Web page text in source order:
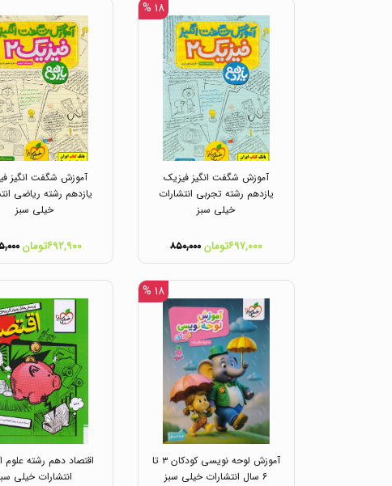
۱۸ %
آموزش شگفت انگیز فیزیک
یازدهم رشته تجربی انتشارات
خیلی سبز
۶۹۷,۰۰۰تومان ۸۵۰,۰۰۰
آموزش شگفت انگیز
یازدهم رشته ریاضی
خیلی سبز
۶۹۲,۹۰۰تومان
۱۸ %
آموزش لوحه نویسی کودکان ۳ تا
۶ سال انتشارات خیلی سبز
اقتصاد دهم رشته علوم
انتشارات خیلی